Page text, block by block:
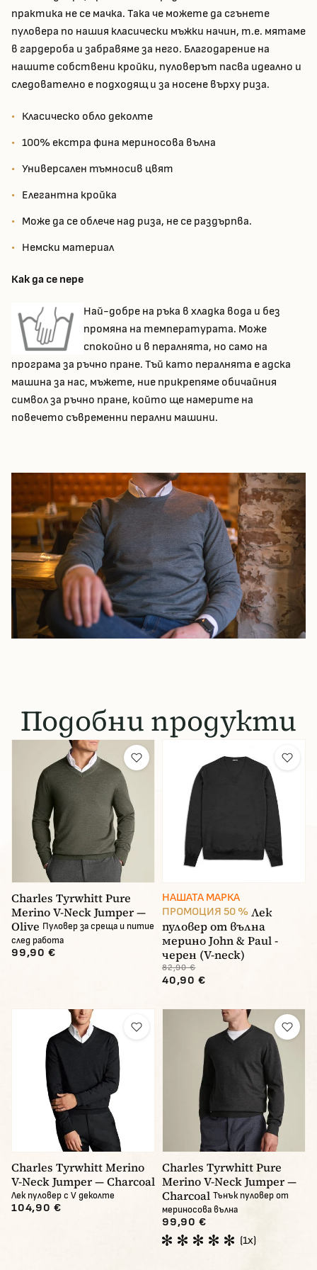
практика не се мачка. Така че можете да сгънете
пуловера по нашия класически мъжки начин, т.е. мятаме
в гардероба и забравяме за него. Благодарение на
нашите собствени кройки, пуловерът пасва идеално и
следователно е подходящ и за носене върху риза.
Класическо обло деколте
100% екстра фина мериносова вълна
Универсален тъмносив цвят
Елегантна кройка
Може да се облече над риза, не се раздърпва.
Немски материал
Как да се пере
Най-добре на ръка в хладка вода и без
промяна на температурата. Може
спокойно и в пералнята, но само на
програма за ръчно пране. Тъй като пералнята е адска
машина за нас, мъжете, ние прикрепяме обичайния
символ за ръчно пране, който ще намерите на
повечето съвременни перални машини.
Подобни продукти
Charles Tyrwhitt Pure
Merino V-Neck Jumper —
Olive Пуловер за среща и питие
след работа
99,90 €
НАШАТА МАРКА
ПРОМОЦИЯ 50 % Лек
пуловер от вълна
мерино John & Paul -
черен (V-neck)
82,90 €
40,90 €
Charles Tyrwhitt Merino
V-Neck Jumper — Charcoal
Лек пуловер с V деколте
104,90 €
Charles Tyrwhitt Pure
Merino V-Neck Jumper —
Charcoal Тънък пуловер от
мериносова вълна
99,90 €
(1x)